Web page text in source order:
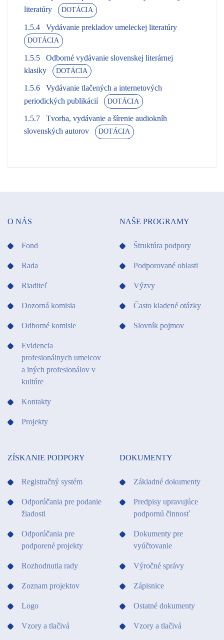
literatúry
DOTÁCIA
1.5.4 Vydávanie prekladov umeleckej literatúry
DOTÁCIA
1.5.5
Odborné vydávanie slovenskej literárnej
klasiky
DOTÁCIA
1.5.6
Vydávanie tlačených a internetových
periodických publikácií
DOTÁCIA
1.5.7
Tvorba, vydávanie a šírenie audiokníh
slovenských autorov
DOTÁCIA
O NÁS
Fond
Rada
Riaditeľ
Dozorná komisia
Odborné komisie
Evidencia
profesionálnych umelcov
a iných profesionálov v
kultúre
Kontakty
Projekty
NAŠE PROGRAMY
Štruktúra podpory
Podporované oblasti
Výzvy
Často kladené otázky
Slovník pojmov
ZÍSKANIE PODPORY
Registračný systém
Odporúčania pre podanie
žiadosti
Odporúčania pre
podporené projekty
Rozhodnutia rady
Zoznam projektov
Logo
Vzory a tlačivá
DOKUMENTY
Základné dokumenty
Predpisy upravujúce
podpornú činnosť
Dokumenty pre
vyúčtovanie
Výročné správy
Zápisnice
Ostatné dokumenty
Vzory a tlačivá